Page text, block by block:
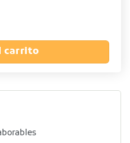
10 - Asas fijas cantidad
carrito